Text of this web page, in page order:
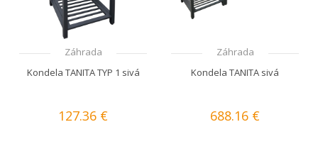
Záhrada
Kondela TANITA TYP 1 sivá
127.36 €
Záhrada
Kondela TANITA sivá
688.16 €